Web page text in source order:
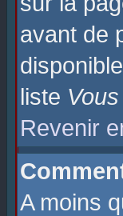
avant de
liste
Revenir
A moins